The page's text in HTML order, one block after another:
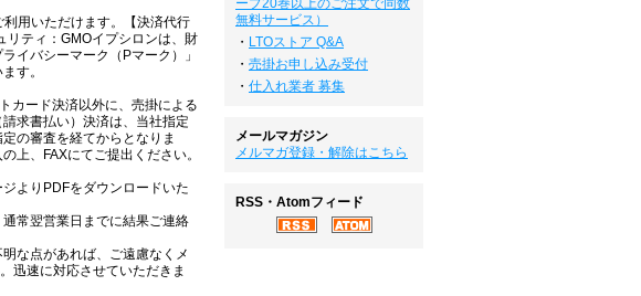
用いただけます。【決済代行
ティ：GMOイプシロンは、財
イバシーマーク（Pマーク）」
す。
カード決済以外に、売掛による
求書払い）決済は、当社指定
の審査を経てからとなりま
上、FAXにてご提出ください。
よりPDFをダウンロードいた
常翌営業日までに結果ご連絡
な点があれば、ご遠慮なくメ
迅速に対応させていただきま
ープ20巻以上のご注文で同数
無料サービス）
・ LTOストア Q&A
・ 売掛お申し込み受付
・ 仕入れ業者 募集
メールマガジン
メルマガ登録・解除はこちら
RSS・Atomフィード